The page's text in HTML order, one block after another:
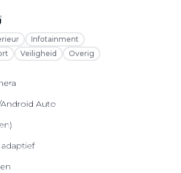
elektrisch rijden
en belastingvoordelen
en kosten
laadoplossingen
Infotainment
Veiligheid Overig
Android Auto
adaptief